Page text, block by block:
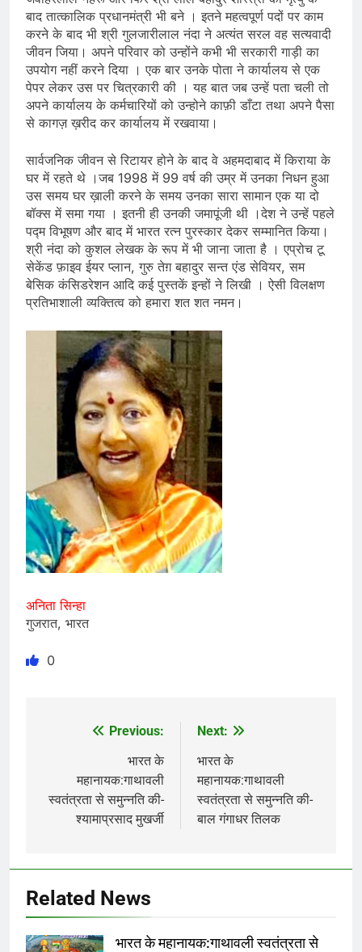
बाद तात्कालिक प्रधानमंत्री भी बने । इतने महत्वपूर्ण पदों पर काम
करने के बाद भी श्री गुलजारीलाल नंदा ने अत्यंत सरल वह सत्यवादी
जीवन जिया। अपने परिवार को उन्होंने कभी भी सरकारी गाड़ी का
उपयोग नहीं करने दिया । एक बार उनके पोता ने कार्यालय से एक
पेपर लेकर उस पर चित्रकारी की । यह बात जब उन्हें पता चली तो
अपने कार्यालय के कर्मचारियों को उन्होने काफ़ी डाँटा तथा अपने पैसा
से कागज़ ख़रीद कर कार्यालय में रखवाया।
सार्वजनिक जीवन से रिटायर होने के बाद वे अहमदाबाद में किराया के
घर में रहते थे ।जब 1998 में 99 वर्ष की उम्र में उनका निधन हुआ
उस समय घर ख़ाली करने के समय उनका सारा सामान एक या दो
बॉक्स में समा गया । इतनी ही उनकी जमापूंजी थी ।देश ने उन्हें पहले
पद्म विभूषण और बाद में भारत रत्न पुरस्कार देकर सम्मानित किया।
श्री नंदा को कुशल लेखक के रूप में भी जाना जाता है । एप्रोच टू
सेकेंड फ़ाइव ईयर प्लान, गुरु तेग़ बहादुर सन्त एंड सेवियर, सम
बेसिक कंसिडरेशन आदि कई पुस्तकें इन्हों ने लिखी । ऐसी विलक्षण
प्रतिभाशाली व्यक्तित्व को हमारा शत शत नमन।
अनिता सिन्हा
गुजरात, भारत
0
navigation
Previous:
भारत के
महानायक:गाथावली
स्वतंत्रता से समुन्नति की-
श्यामाप्रसाद मुखर्जी
Next:
भारत के
महानायक:गाथावली
स्वतंत्रता से समुन्नति की-
बाल गंगाधर तिलक
Related News
भारत के महानायक:गाथावली स्वतंत्रता से